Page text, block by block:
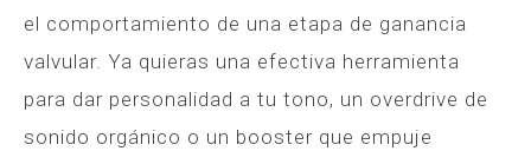
el comportamiento de una etapa de ganancia
valvular. Ya quieras una efectiva herramienta
para dar personalidad a tu tono, un overdrive de
sonido orgánico o un booster que empuje